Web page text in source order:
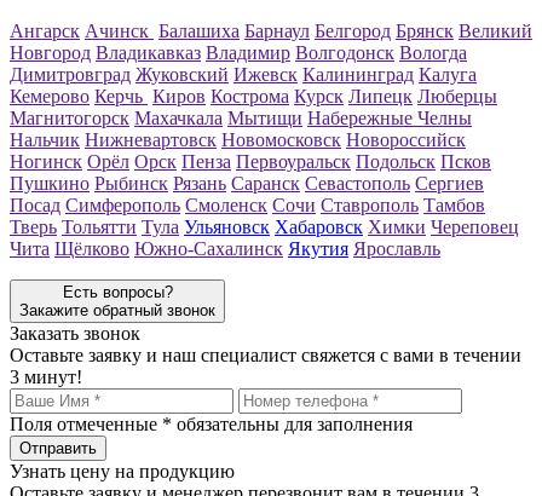
Ангарск Ачинск Балашиха Барнаул Белгород Брянск Великий
Новгород Владикавказ Владимир Волгодонск Вологда
Димитровград Жуковский Ижевск Калининград Калуга
Кемерово Керчь Киров Кострома Курск Липецк Люберцы
Магнитогорск Махачкала Мытищи Набережные Челны
Нальчик Нижневартовск Новомосковск Новороссийск
Ногинск Орёл Орск Пенза Первоуральск Подольск Псков
Пушкино Рыбинск Рязань Саранск Севастополь Сергиев
Посад Симферополь Смоленск Сочи Ставрополь Тамбов
Тверь Тольятти Тула Ульяновск Хабаровск Химки Череповец
Чита Щёлково Южно-Сахалинск Якутия Ярославль
Есть вопросы?
Закажите обратный звонок
Заказать звонок
Оставьте заявку и наш специалист свяжется с вами в течении
3 минут!
Поля отмеченные * обязательны для заполнения
Узнать цену на продукцию